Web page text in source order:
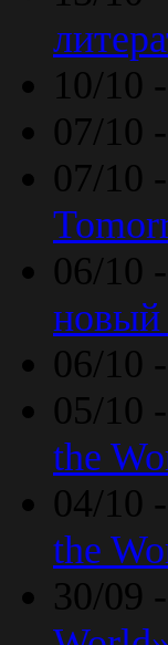
10/10 -
07/10 -
07/10 -
06/10 -
новый
06/10 -
05/10 -
the
04/10 -
the
30/09 -